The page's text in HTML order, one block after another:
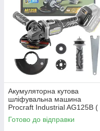
Акумуляторна кутова
шліфувальна машина
Procraft Industrial AG125B (
Каркас)
Готово до відправки